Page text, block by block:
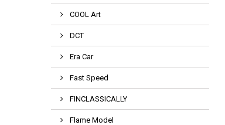
COOL Art
DCT
Era Car
Fast Speed
FINCLASSICALLY
Flame Model